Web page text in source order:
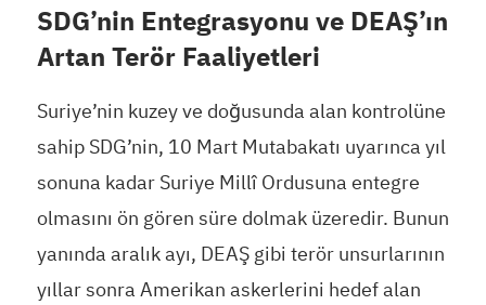
SDG’nin Entegrasyonu ve DEAŞ’ın
Artan Terör Faaliyetleri
Suriye’nin kuzey ve doğusunda alan kontrolüne
sahip SDG’nin, 10 Mart Mutabakatı uyarınca yıl
sonuna kadar Suriye Millî Ordusuna entegre
olmasını ön gören süre dolmak üzeredir. Bunun
yanında aralık ayı, DEAŞ gibi terör unsurlarının
yıllar sonra Amerikan askerlerini hedef alan